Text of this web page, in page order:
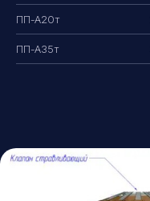
ПП-А20т
ПП-А35т